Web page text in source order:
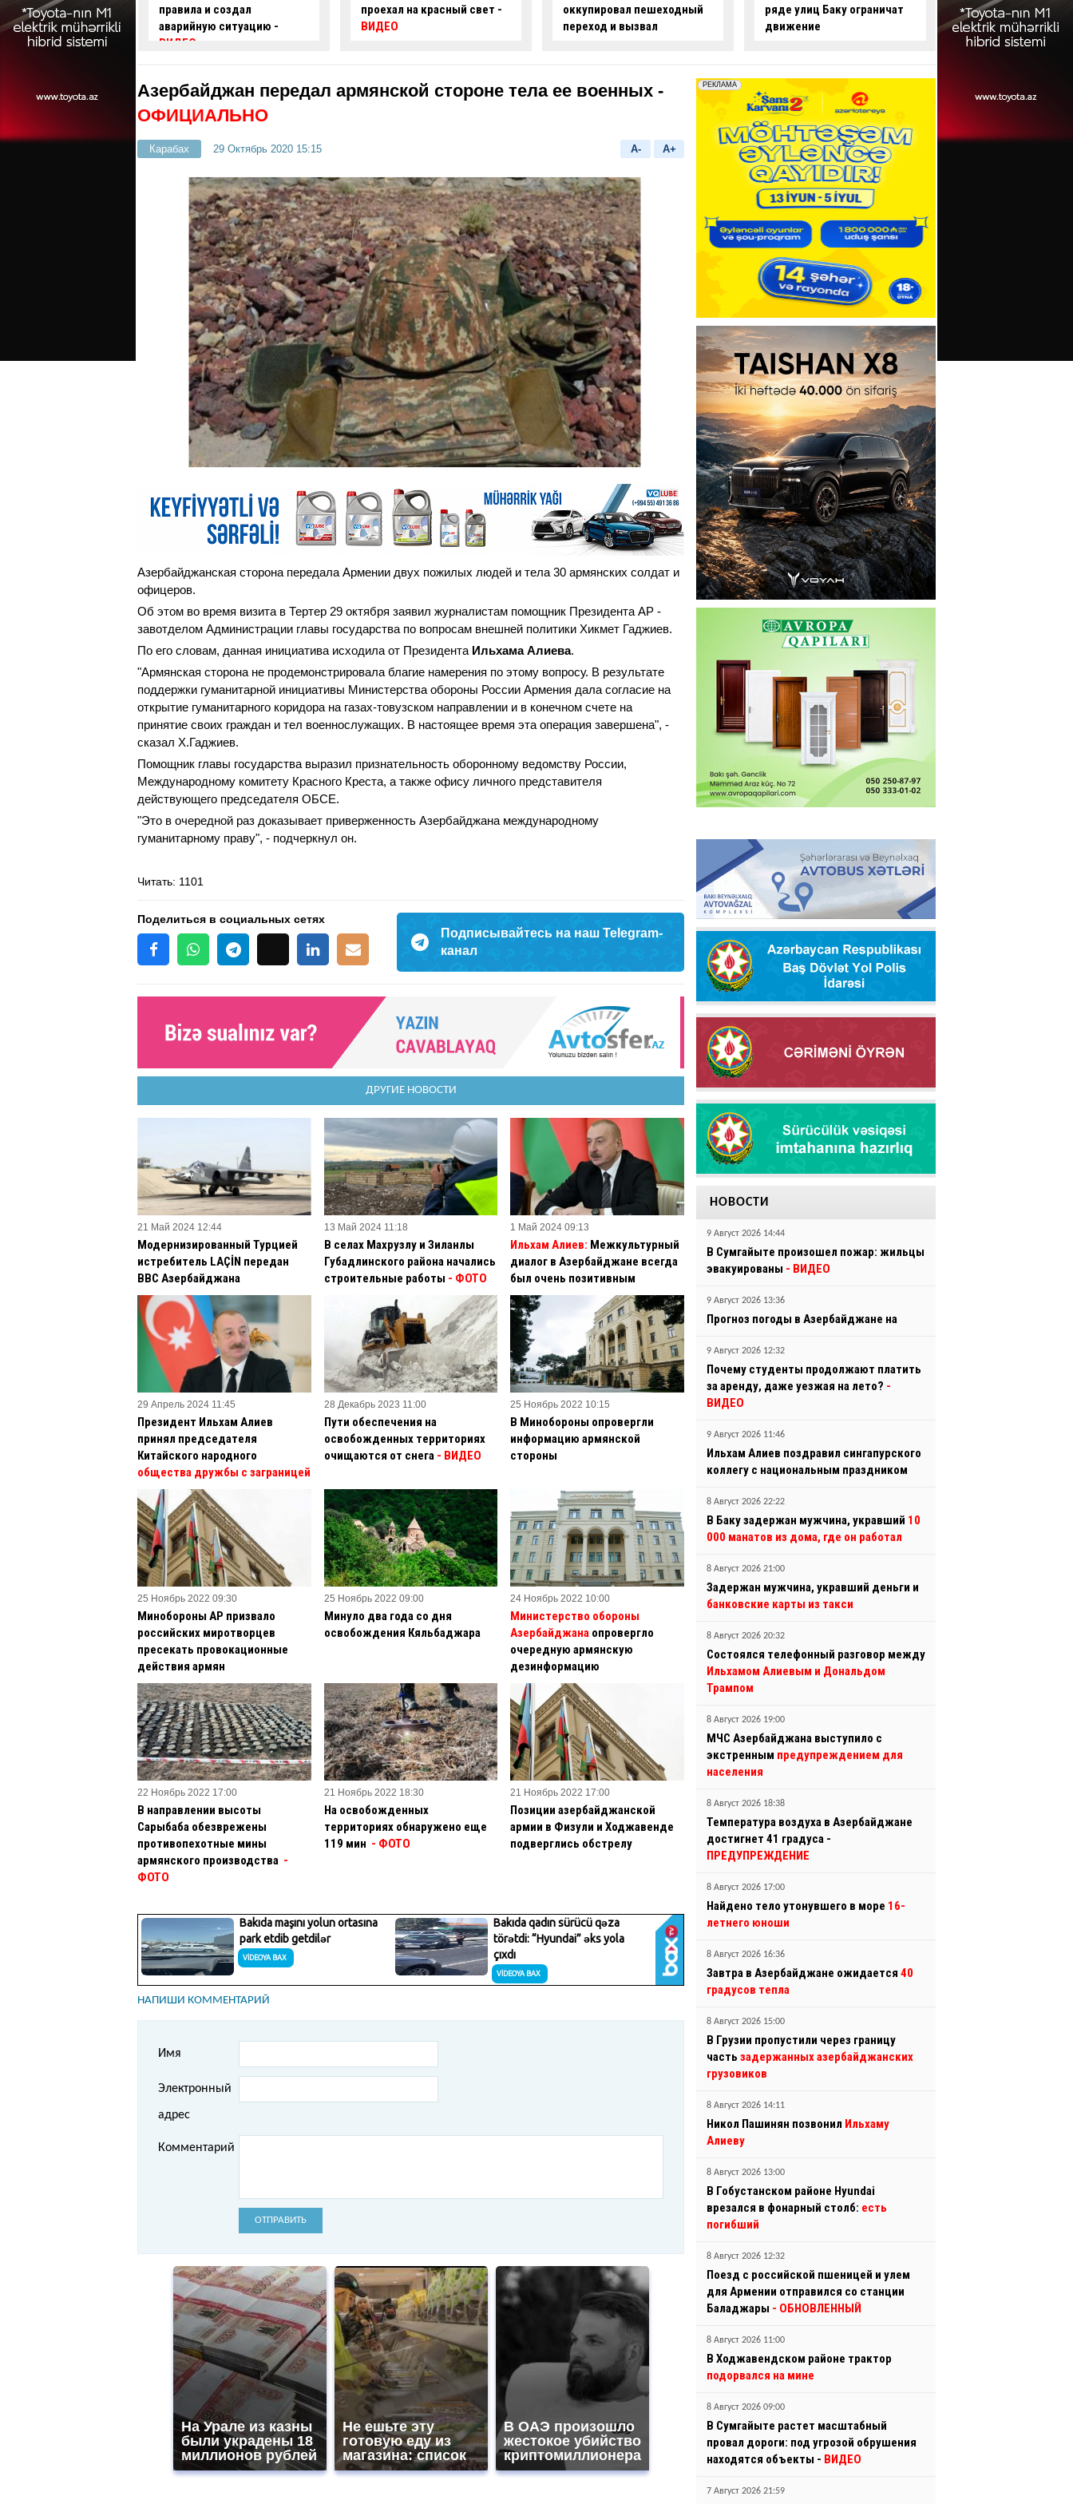
создал
ситуацию -
проехал на красный свет -
ВИДЕО
оккупировал пешеходный
переход и вызвал
ряде улиц Баку ограничат
движение
опасные действия за рулем
-ВИДЕО
произошло
ДТП: есть
пострадавший
Азербайджан передал армянской стороне тела ее военных -
ОФИЦИАЛЬНО
Карабах 29 Октябрь 2020 15:15 A- A+
Азербайджанская сторона передала Армении двух пожилых людей и тела 30 армянских солдат и
офицеров.
Об этом во время визита в Тертер 29 октября заявил журналистам помощник Президента АР -
завотделом Администрации главы государства по вопросам внешней политики Хикмет Гаджиев.
По его словам, данная инициатива исходила от Президента Ильхама Алиева.
"Армянская сторона не продемонстрировала благие намерения по этому вопросу. В результате
поддержки гуманитарной инициативы Министерства обороны России Армения дала согласие на
открытие гуманитарного коридора на газах-товузском направлении и в конечном счете на
принятие своих граждан и тел военнослужащих. В настоящее время эта операция завершена", -
сказал Х.Гаджиев.
Помощник главы государства выразил признательность оборонному ведомству России,
Международному комитету Красного Креста, а также офису личного представителя
действующего председателя ОБСЕ.
"Это в очередной раз доказывает приверженность Азербайджана международному
гуманитарному праву", - подчеркнул он.
Читать: 1101
Поделиться в социальных сетях
Подписывайтесь на наш Telegram-
канал
ДРУГИЕ НОВОСТИ
21 Май 2024 12:44
Модернизированный Турцией
истребитель LAÇİN передан
ВВС Азербайджана
13 Май 2024 11:18
В селах Махрузлу и Зиланлы
Губадлинского района начались
строительные работы - ФОТО
1 Май 2024 09:13
Ильхам Алиев: Межкультурный
диалог в Азербайджане всегда
был очень позитивным
29 Апрель 2024 11:45
Президент Ильхам Алиев
принял председателя
Китайского народного
общества дружбы с заграницей
28 Декабрь 2023 11:00
Пути обеспечения на
освобожденных территориях
очищаются от снега - ВИДЕО
25 Ноябрь 2022 10:15
В Минобороны опровергли
информацию армянской
стороны
25 Ноябрь 2022 09:30
Минобороны АР призвало
российских миротворцев
пресекать провокационные
действия армян
25 Ноябрь 2022 09:00
Минуло два года со дня
освобождения Кяльбаджара
24 Ноябрь 2022 10:00
Министерство обороны
Азербайджана опровергло
очередную армянскую
дезинформацию
22 Ноябрь 2022 17:00
В направлении высоты
Сарыбаба обезврежены
противопехотные мины
армянского производства -
ФОТО
21 Ноябрь 2022 18:30
На освобожденных
территориях обнаружено еще
119 мин - ФОТО
21 Ноябрь 2022 17:00
Позиции азербайджанской
армии в Физули и Ходжавенде
подверглись обстрелу
НАПИШИ КОММЕНТАРИЙ
Имя
Электронный
адрес
Комментарий
ОТПРАВИТЬ
На Урале из казны
были украдены 18
миллионов рублей
Не ешьте эту
готовую еду из
магазина: список
В ОАЭ произошло
жестокое убийство
криптомиллионера
НОВОСТИ
9 Август 2026 14:44
В Сумгайыте произошел пожар: жильцы
эвакуированы - ВИДЕО
9 Август 2026 13:36
Прогноз погоды в Азербайджане на
9 Август 2026 12:32
Почему студенты продолжают платить
за аренду, даже уезжая на лето? -
ВИДЕО
9 Август 2026 11:46
Ильхам Алиев поздравил сингапурского
коллегу с национальным праздником
8 Август 2026 22:22
В Баку задержан мужчина, укравший 10
000 манатов из дома, где он работал
8 Август 2026 21:00
Задержан мужчина, укравший деньги и
банковские карты из такси
8 Август 2026 20:32
Состоялся телефонный разговор между
Ильхамом Алиевым и Дональдом
Трампом
8 Август 2026 19:00
МЧС Азербайджана выступило с
экстренным предупреждением для
населения
8 Август 2026 18:38
Температура воздуха в Азербайджане
достигнет 41 градуса -
ПРЕДУПРЕЖДЕНИЕ
8 Август 2026 17:00
Найдено тело утонувшего в море 16-
летнего юноши
8 Август 2026 16:36
Завтра в Азербайджане ожидается 40
градусов тепла
8 Август 2026 15:00
В Грузии пропустили через границу
часть задержанных азербайджанских
грузовиков
8 Август 2026 14:11
Никол Пашинян позвонил Ильхаму
Алиеву
8 Август 2026 13:00
В Гобустанском районе Hyundai
врезался в фонарный столб: есть
погибший
8 Август 2026 12:32
Поезд с российской пшеницей и улем
для Армении отправился со станции
Баладжары - ОБНОВЛЕННЫЙ
8 Август 2026 11:00
В Ходжавендском районе трактор
подорвался на мине
8 Август 2026 09:00
В Сумгайыте растет масштабный
провал дороги: под угрозой обрушения
находятся объекты - ВИДЕО
7 Август 2026 21:59